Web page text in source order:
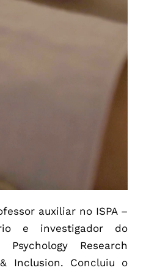
auxiliar no ISPA –
e investigador do
Research
Inclusion. Concluiu o